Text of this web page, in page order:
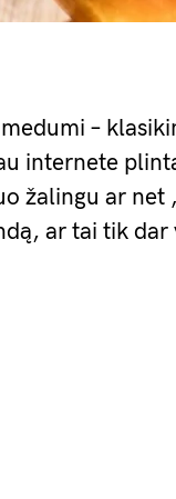
–
internete
žalingu ar net
ar tai tik dar